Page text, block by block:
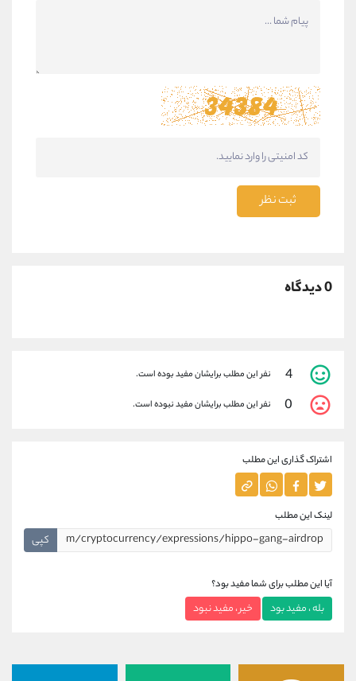
ثبت نظر
0 دیدگاه
4 نفر این مطلب برایشان مفید بوده است.
0 نفر این مطلب برایشان مفید نبوده است.
اشتراک گذاری این مطلب
لینک این مطلب
کپی
آیا این مطلب برای شما مفید بود؟
بله ، مفید بود خیر ، مفید نبود